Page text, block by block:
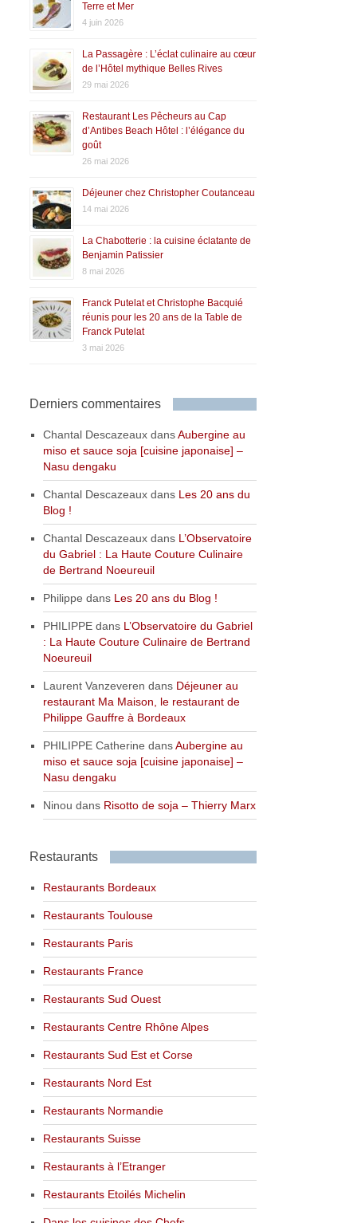
Terre et Mer
4 juin 2026
La Passagère : L’éclat culinaire au cœur
de l’Hôtel mythique Belles Rives
29 mai 2026
Restaurant Les Pêcheurs au Cap
d’Antibes Beach Hôtel : l’élégance du
goût
26 mai 2026
Déjeuner chez Christopher Coutanceau
14 mai 2026
La Chabotterie : la cuisine éclatante de
Benjamin Patissier
8 mai 2026
Franck Putelat et Christophe Bacquié
réunis pour les 20 ans de la Table de
Franck Putelat
3 mai 2026
Derniers commentaires
Chantal Descazeaux dansAubergine au
miso et sauce soja [cuisine japonaise] –
Nasu dengaku
Chantal Descazeaux dans Les 20 ans du
Blog !
Chantal Descazeaux dans L’Observatoire
du Gabriel : La Haute Couture Culinaire
de Bertrand Noeureuil
Philippe dans Les 20 ans du Blog !
PHILIPPE dans L’Observatoire du Gabriel
: La Haute Couture Culinaire de Bertrand
Noeureuil
Laurent Vanzeveren dans Déjeuner au
restaurant Ma Maison, le restaurant de
Philippe Gauffre à Bordeaux
PHILIPPE Catherine dansAubergine au
miso et sauce soja [cuisine japonaise] –
Nasu dengaku
Ninou dans Risotto de soja – Thierry Marx
Restaurants
Restaurants Bordeaux
Restaurants Toulouse
Restaurants Paris
Restaurants France
Restaurants Sud Ouest
Restaurants Centre Rhône Alpes
Restaurants Sud Est et Corse
Restaurants Nord Est
Restaurants Normandie
Restaurants Suisse
Restaurants à l’Etranger
Restaurants Etoilés Michelin